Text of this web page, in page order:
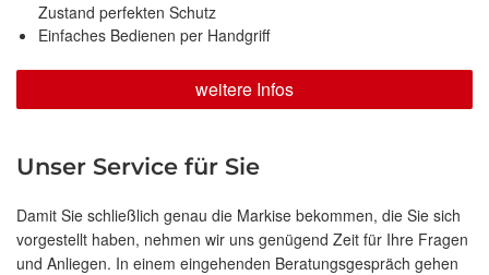
Zustand perfekten Schutz
Einfaches Bedienen per Handgriff
weitere Infos
Unser Service für Sie
Damit Sie schließlich genau die Markise bekommen, die Sie sich
vorgestellt haben, nehmen wir uns genügend Zeit für Ihre Fragen
und Anliegen. In einem eingehenden Beratungsgespräch gehen